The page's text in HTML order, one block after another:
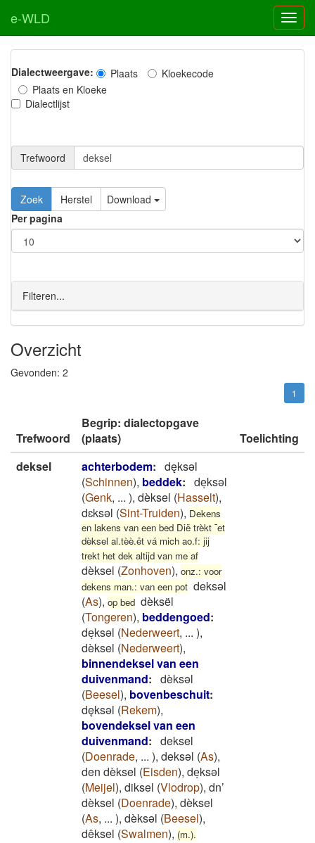
e-WLD
Dialectweergave: Plaats
Kloekecode
Plaats en Kloeke
Dialectlijst
Trefwoord
Download
Per pagina
Filteren...
Overzicht
Gevonden: 2
1
Trefwoord
Begrip: dialectopgave
(plaats)
Toelichting
deksel
achterbodem: dęksǝl
(Schinnen), beddek: deͅksəl
(Genk, ... ), dèksel (Hasselt),
dɛksəl (Sint-Truiden), Dekens
en lakens van een bed Dië trèkt ¯et
dèksel al.tèè.ët vá mich ao.f: jij
trekt het dek altijd van me af
dèksel (Zonhoven), onz.: voor
dekens man.: van een pot deksəl
(As), op bed dèksël
(Tongeren), beddengoed:
deͅksəl (Nederweert, ... ),
dèksel (Nederweert),
binnendeksel van een
duivenmand: dèksəl
(Beesel), bovenbeschuit:
dęksǝl (Rekem),
bovendeksel van een
duivenmand: deksel
(Doenrade, ... ), deksəl (As),
den dèksel (Eisden), deͅksəl
(Meijel), diksel (Vlodrop), dn’
dèksel (Doenrade), dèksel
(As, ... ), dèksəl (Beesel),
dêksel (Swalmen), (m.).